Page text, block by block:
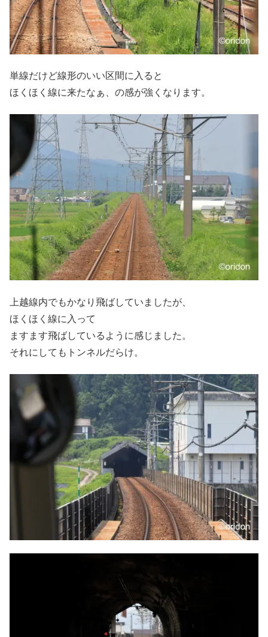
単線だけど線形のいい区間に入ると
ほくほく線に来たなぁ、の感が強くなります。
上越線内でもかなり飛ばしていましたが、
ほくほく線に入って
ますます飛ばしているように感じました。
それにしてもトンネルだらけ。